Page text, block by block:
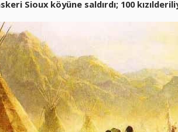
Sioux köyüne saldırdı; 100